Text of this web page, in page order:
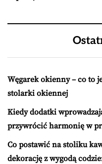
Węgarek okienny – co to
stolarki okiennej
Kiedy dodatki
przywrócić harmonię w
Co postawić na stoliku
dekorację z wygodą